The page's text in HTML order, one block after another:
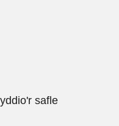
safle